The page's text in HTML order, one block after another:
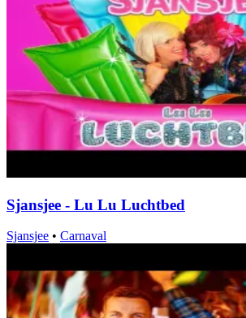
Sjansjee - Lu Lu Luchtbed
Sjansjee • Carnaval